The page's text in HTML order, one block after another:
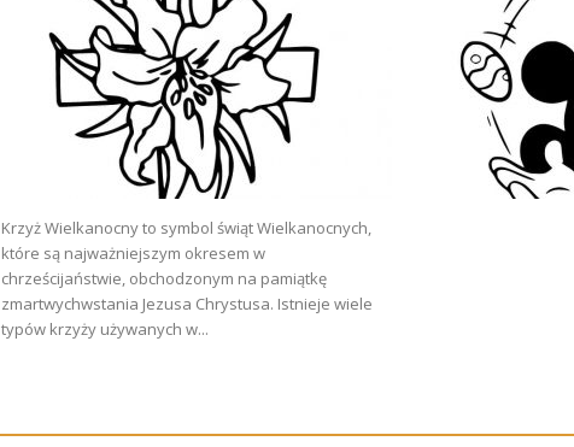
Krzyż Wielkanocny to symbol świąt Wielkanocnych,
które są najważniejszym okresem w
chrześcijaństwie, obchodzonym na pamiątkę
zmartwychwstania Jezusa Chrystusa. Istnieje wiele
typów krzyży używanych w...